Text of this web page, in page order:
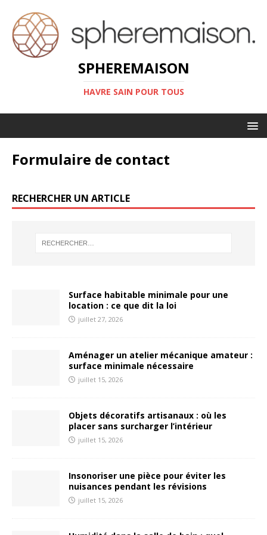
SPHEREMAISON
HAVRE SAIN POUR TOUS
Formulaire de contact
RECHERCHER UN ARTICLE
Surface habitable minimale pour une
location : ce que dit la loi
juillet 27, 2026
Aménager un atelier mécanique amateur :
surface minimale nécessaire
juillet 15, 2026
Objets décoratifs artisanaux : où les
placer sans surcharger l’intérieur
juillet 15, 2026
Insonoriser une pièce pour éviter les
nuisances pendant les révisions
juillet 15, 2026